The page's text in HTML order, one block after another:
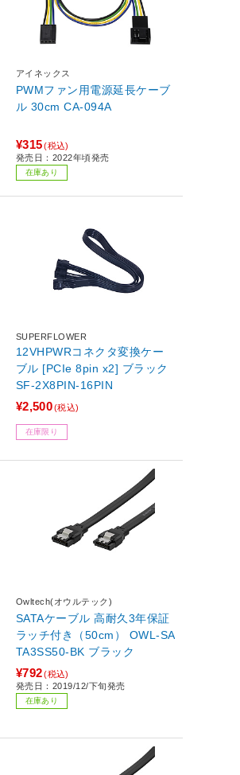
アイネックス
PWMファン用電源延長ケーブ
ル 30cm CA-094A
¥315 (税込)
発売日：2022年頃発売
在庫あり
SUPERFLOWER
12VHPWRコネクタ変換ケー
ブル [PCIe 8pin x2] ブラック
SF-2X8PIN-16PIN
¥2,500(税込)
在庫限り
Owltech(オウルテック)
SATAケーブル 高耐久3年保証
ラッチ付き（50cm） OWL-SA
TA3SS50-BK ブラック
¥792 (税込)
発売日：2019/12/下旬発売
在庫あり